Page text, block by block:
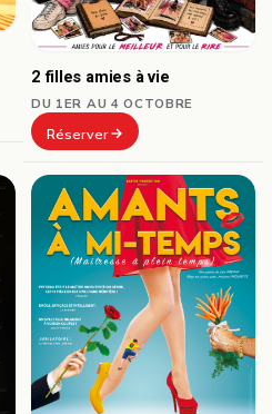
2 filles amies à vie
DU 1ER AU 4 OCTOBRE
Réserver